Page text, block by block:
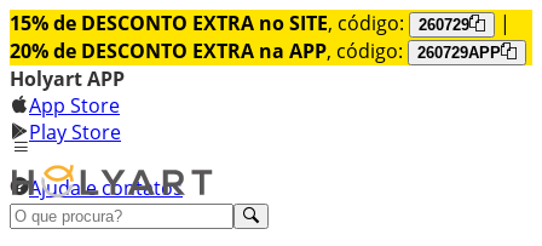
15% de DESCONTO EXTRA no SITE, código: 260729
|
20% de DESCONTO EXTRA na APP, código: 260729APP
Holyart APP
App Store
Play Store
Ajuda e contatos
Conheça premium